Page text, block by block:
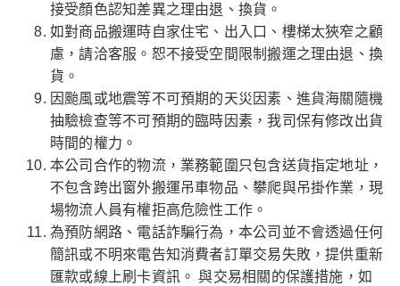
接受顏色認知差異之理由退、換貨。
如對商品搬運時自家住宅、出入口、樓梯太狹窄之顧
慮，請洽客服。恕不接受空間限制搬運之理由退、換
貨。
因颱風或地震等不可預期的天災因素、進貨海關隨機
抽驗檢查等不可預期的臨時因素，我司保有修改出貨
時間的權力。
本公司合作的物流，業務範圍只包含送貨指定地址，
不包含跨出窗外搬運吊車物品、攀爬與吊掛作業，現
場物流人員有權拒高危險性工作。
為預防網路、電話詐騙行為，本公司並不會透過任何
簡訊或不明來電告知消費者訂單交易失敗，提供重新
匯款或線上刷卡資訊。 與交易相關的保護措施，如